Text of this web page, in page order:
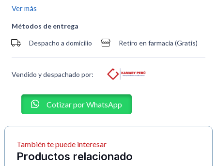
Ver más
Métodos de entrega
Despacho a domicilio Retiro en farmacia (Gratis)
Vendido y despachado por:
Cotizar por WhatsApp
También te puede interesar
Productos relacionado